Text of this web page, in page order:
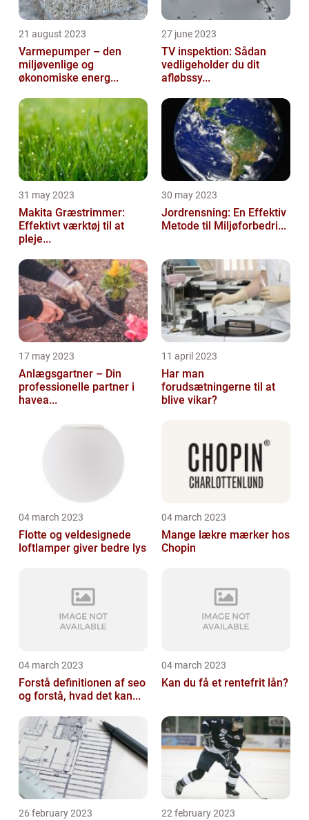
21 august 2023
Varmepumper – den
miljøvenlige og
økonomiske energ...
27 june 2023
TV inspektion: Sådan
vedligeholder du dit
afløbssy...
31 may 2023
Makita Græstrimmer:
Effektivt værktøj til at
pleje...
30 may 2023
Jordrensning: En Effektiv
Metode til Miljøforbedri...
17 may 2023
Anlægsgartner – Din
professionelle partner i
havea...
11 april 2023
Har man
forudsætningerne til at
blive vikar?
04 march 2023
Flotte og veldesignede
loftlamper giver bedre lys
04 march 2023
Mange lækre mærker hos
Chopin
04 march 2023
Forstå definitionen af seo
og forstå, hvad det kan...
04 march 2023
Kan du få et rentefrit lån?
26 february 2023 22 february 2023